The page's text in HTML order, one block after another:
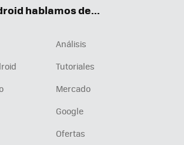
hablamos de...
Análisis
Tutoriales
Mercado
Google
Ofertas